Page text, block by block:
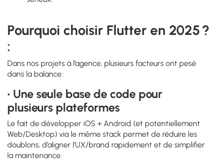
Pourquoi choisir Flutter en 2025 ?
:
Dans nos projets à l’agence, plusieurs facteurs ont pesé
dans la balance :
• Une seule base de code pour
plusieurs plateformes
Le fait de développer iOS + Android (et potentiellement
Web/Desktop) via le même stack permet de réduire les
doublons, d’aligner l’UX/brand rapidement et de simplifier
la maintenance.